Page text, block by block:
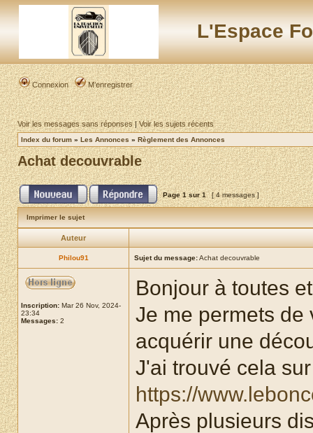
L'Espace
Connexion M’enregistrer
Voir les messages sans réponses|Voir les sujets récents
Index du forum » Les Annonces » Règlement des Annonces
Achat decouvrable
Page1sur1 [ 4 messages ]
Imprimer le sujet
Auteur
Philou91 Sujet du message:Achat decouvrable
Inscription: Mar 26 Nov, 2024-
23:34
Messages: 2
Bonjour à toutes
Je me permets de
acquérir une
J'ai trouvé cela
https://
Après plusieurs